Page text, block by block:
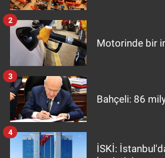
Motorinde bir
2
Bahçeli: 86
3
İSKİ:
4